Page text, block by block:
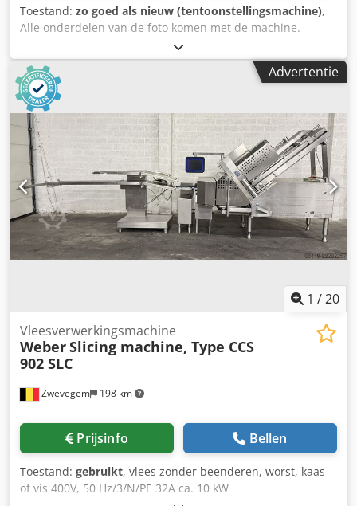
Toestand: zo goed als nieuw (tentoonstellingsmachine),
Alle onderdelen van de foto komen met de machine.
Advertentie
1 /20
Zwevegem 198 km
Vleesverwerkingsmachine
WeberSlicing machine, Type CCS
902 SLC
Prijsinfo Bellen
Toestand: gebruikt, vlees zonder beenderen, worst, kaas
of vis 400V, 50 Hz/3/N/PE 32A ca. 10 kW